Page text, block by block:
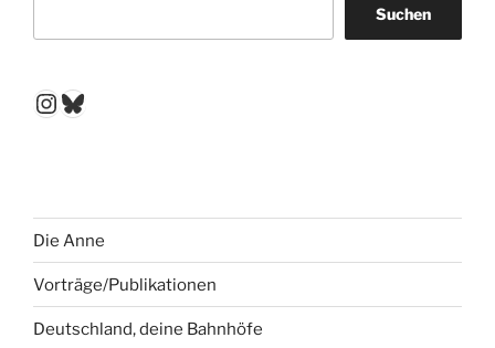
Suchen
Instagram
Bluesky
Die Anne
Vorträge/Publikationen
Deutschland, deine Bahnhöfe